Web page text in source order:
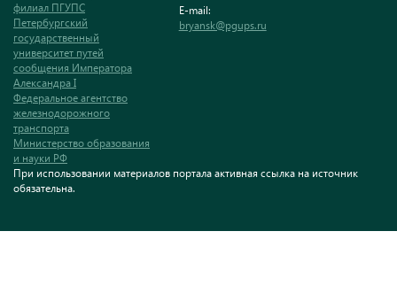
филиал ПГУПС
Петербургский
государственный
университет путей
сообщения Императора
Александра I
Федеральное агентство
железнодорожного
транспорта
Министерство образования
и науки РФ
E-mail:
bryansk@pgups.ru
При использовании материалов портала активная ссылка на источник
обязательна.